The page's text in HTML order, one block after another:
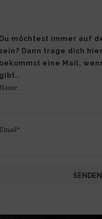
Du möchtest immer auf
sein? Dann trage dich
bekommst eine Mail,
gibt..
Name
Email*